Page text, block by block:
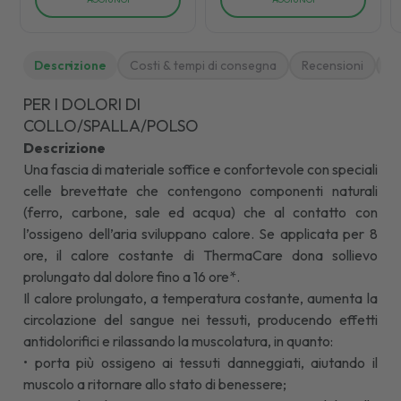
Descrizione Costi & tempi di consegna Recensioni
PER I DOLORI DI
COLLO/SPALLA/POLSO
Descrizione
Una fascia di materiale soffice e confortevole con speciali
celle brevettate che contengono componenti naturali
(ferro, carbone, sale ed acqua) che al contatto con
l’ossigeno dell’aria sviluppano calore. Se applicata per 8
ore, il calore costante di ThermaCare dona sollievo
prolungato dal dolore fino a 16 ore*.
Il calore prolungato, a temperatura costante, aumenta la
circolazione del sangue nei tessuti, producendo effetti
antidolorifici e rilassando la muscolatura, in quanto:
• porta più ossigeno ai tessuti danneggiati, aiutando il
muscolo a ritornare allo stato di benessere;